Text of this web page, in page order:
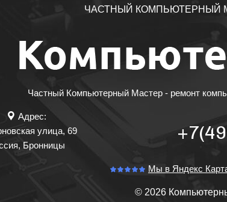
ЧАСТНЫЙ КОМПЬЮТЕРНЫЙ
Частный Компьютерный Мастер - ремонт
Адрес:
улица, 69
, Бронницы
Мы в Яндекс
© 2026